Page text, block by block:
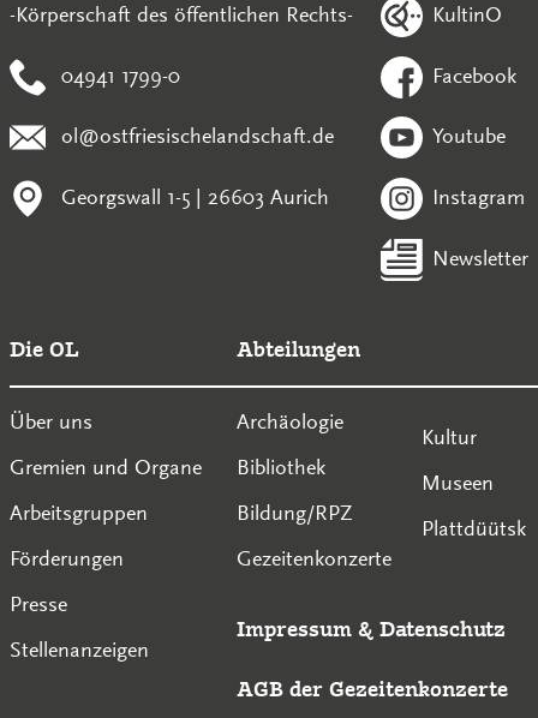
-Körperschaft des öffentlichen Rechts-
04941 1799-0
ol@ostfriesischelandschaft.de
Georgswall 1-5 | 26603 Aurich
KultinO
Facebook
Youtube
Instagram
Newsletter
Die OL
Über uns
Gremien und Organe
Arbeitsgruppen
Förderungen
Presse
Stellenanzeigen
Abteilungen
Archäologie
Bibliothek
Bildung/RPZ
Gezeitenkonzerte
Kultur
Museen
Plattdüütsk
Impressum & Datenschutz
AGB der Gezeitenkonzerte